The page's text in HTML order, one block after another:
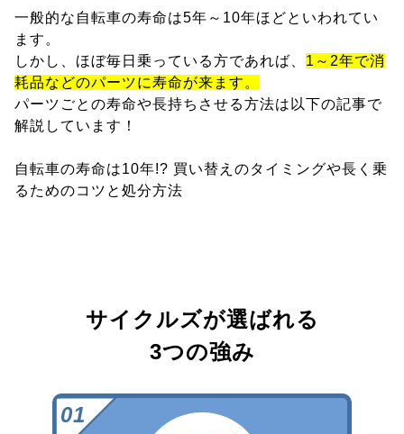
一般的な自転車の寿命は5年～10年ほどといわれてい
ます。
しかし、ほぼ毎日乗っている方であれば、 1～2年で消
耗品などのパーツに寿命が来ます。
パーツごとの寿命や長持ちさせる方法は以下の記事で
解説しています！
自転車の寿命は10年!? 買い替えのタイミングや長く乗
るためのコツと処分方法
サイクルズが選ばれる
3つの強み